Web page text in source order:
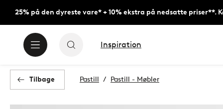
25% på den dyreste vare* + 10% ekstra på nedsatte priser**.
Inspiration
Tilbage Pastill Pastill - Møbler